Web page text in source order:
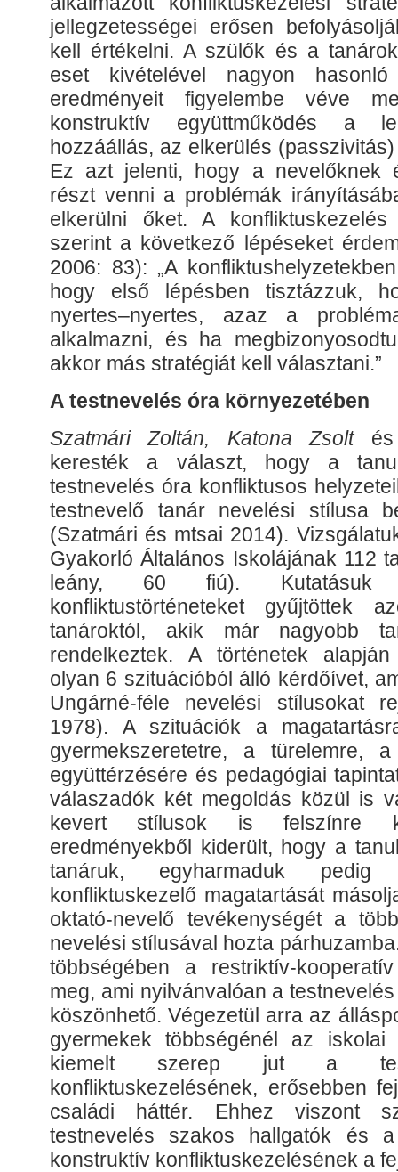
jellegzetességei erősen
kell értékelni. A szülők és a
eset kivételével nagyon
eredményeit figyelembe véve
konstruktív együttműködés a
hozzáállás, az elkerülés
Ez azt jelenti, hogy a nevelőknek
részt venni a problémák
elkerülni őket. A
szerint a következő lépéseket
2006: 83): „A
hogy első lépésben tisztázzuk,
nyertes–nyertes, azaz a
alkalmazni, és ha
akkor más stratégiát kell választani.”
A testnevelés óra környezetében
Szatmári Zoltán, Katona Zsolt
keresték a választ, hogy a
testnevelés óra konfliktusos
testnevelő tanár nevelési stílusa
(Szatmári és mtsai 2014).
Gyakorló Általános Iskolájának 112
leány, 60 fiú). Kutatásuk
konfliktustörténeteket gyűjtöttek
tanároktól, akik már nagyobb
rendelkeztek. A történetek
olyan 6 szituációból álló kérdőívet,
Ungárné-féle nevelési stílusokat
1978). A szituációk a
gyermekszeretetre, a türelemre,
együttérzésére és pedagógiai
válaszadók két megoldás közül is
kevert stílusok is felszínre
eredményekből kiderült, hogy a
tanáruk, egyharmaduk pedig
konfliktuskezelő magatartását
oktató-nevelő tevékenységét a
nevelési stílusával hozta
többségében a restriktív-
meg, ami nyilvánvalóan a
köszönhető. Végezetül arra az
gyermekek többségénél az iskolai
kiemelt szerep jut a
konfliktuskezelésének, erősebben
családi háttér. Ehhez viszont
testnevelés szakos hallgatók és
konstruktív konfliktuskezelésének a